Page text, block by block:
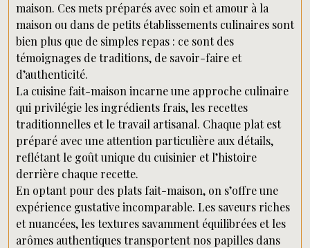
maison. Ces mets préparés avec soin et amour à la
maison ou dans de petits établissements culinaires sont
bien plus que de simples repas : ce sont des
témoignages de traditions, de savoir-faire et
d’authenticité.
La cuisine fait-maison incarne une approche culinaire
qui privilégie les ingrédients frais, les recettes
traditionnelles et le travail artisanal. Chaque plat est
préparé avec une attention particulière aux détails,
reflétant le goût unique du cuisinier et l’histoire
derrière chaque recette.
En optant pour des plats fait-maison, on s’offre une
expérience gustative incomparable. Les saveurs riches
et nuancées, les textures savamment équilibrées et les
arômes authentiques transportent nos papilles dans